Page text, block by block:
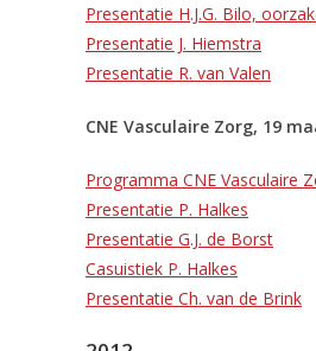
Presentatie H.J.G. Bilo,
Presentatie J. Hiemstra
Presentatie R. van Valen
CNE Vasculaire Zorg, 19
Programma CNE Vasculaire
Presentatie P. Halkes
Presentatie G.J. de Borst
Casuistiek P. Halkes
Presentatie Ch. van de Brink